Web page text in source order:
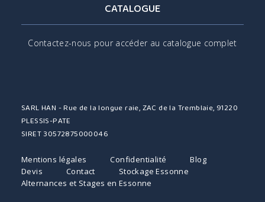
CATALOGUE
Contactez-nous pour accéder au catalogue complet
SARL HAN - Rue de la longue raie, ZAC de la Tremblaie, 91220
PLESSIS-PATE
SIRET 30572875000046
Mentions légales Confidentialité
Blog
Devis
Contact
Stockage Essonne
Alternances et Stages en Essonne